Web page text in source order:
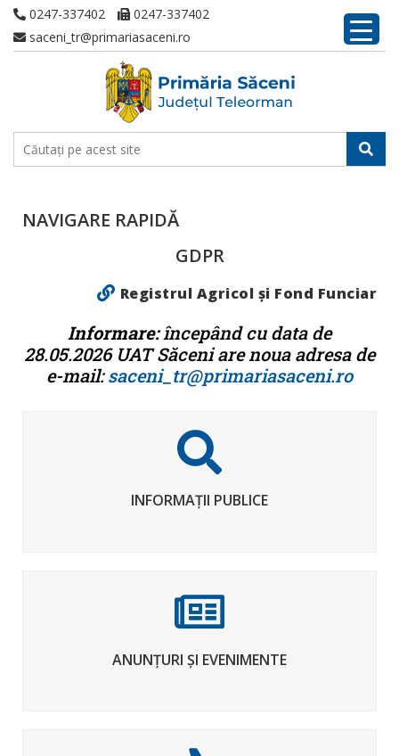
0247-337402
0247-337402
saceni_tr@primariasaceni.ro
NAVIGARE RAPIDĂ
GDPR
Registrul Agricol și Fond Funciar
Informare:începând cu data de
28.05.2026 UAT Săceni are noua adresade
e-mail:saceni_tr@primariasaceni.ro
INFORMAȚII PUBLICE
ANUNȚURI ȘI EVENIMENTE